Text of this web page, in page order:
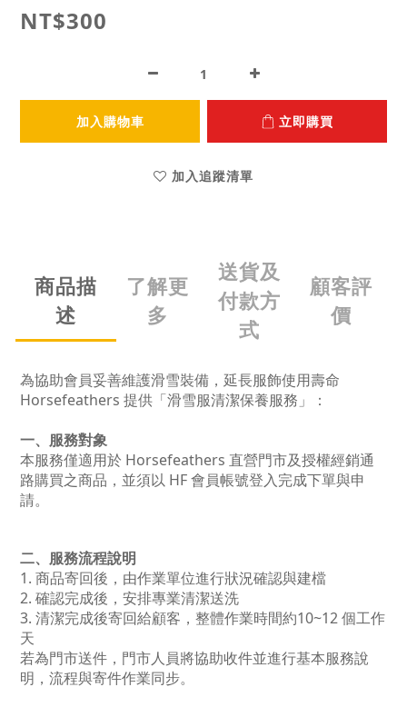
NT$300
加入購物車 立即購買
加入追蹤清單
商品描
述
了解更
多
送貨及
付款方
式
顧客評
價
為協助會員妥善維護滑雪裝備，延長服飾使用壽命
Horsefeathers 提供「滑雪服清潔保養服務」：
一、服務對象
本服務僅適用於 Horsefeathers 直營門市及授權經銷通
路購買之商品，並須以 HF 會員帳號登入完成下單與申
請。
二、服務流程說明
1. 商品寄回後，由作業單位進行狀況確認與建檔
2. 確認完成後，安排專業清潔送洗
3. 清潔完成後寄回給顧客， 整體作業時間約10~12 個工作
天
若為門市送件，門市人員將協助收件並進行基本服務說
明，流程與寄件作業同步。